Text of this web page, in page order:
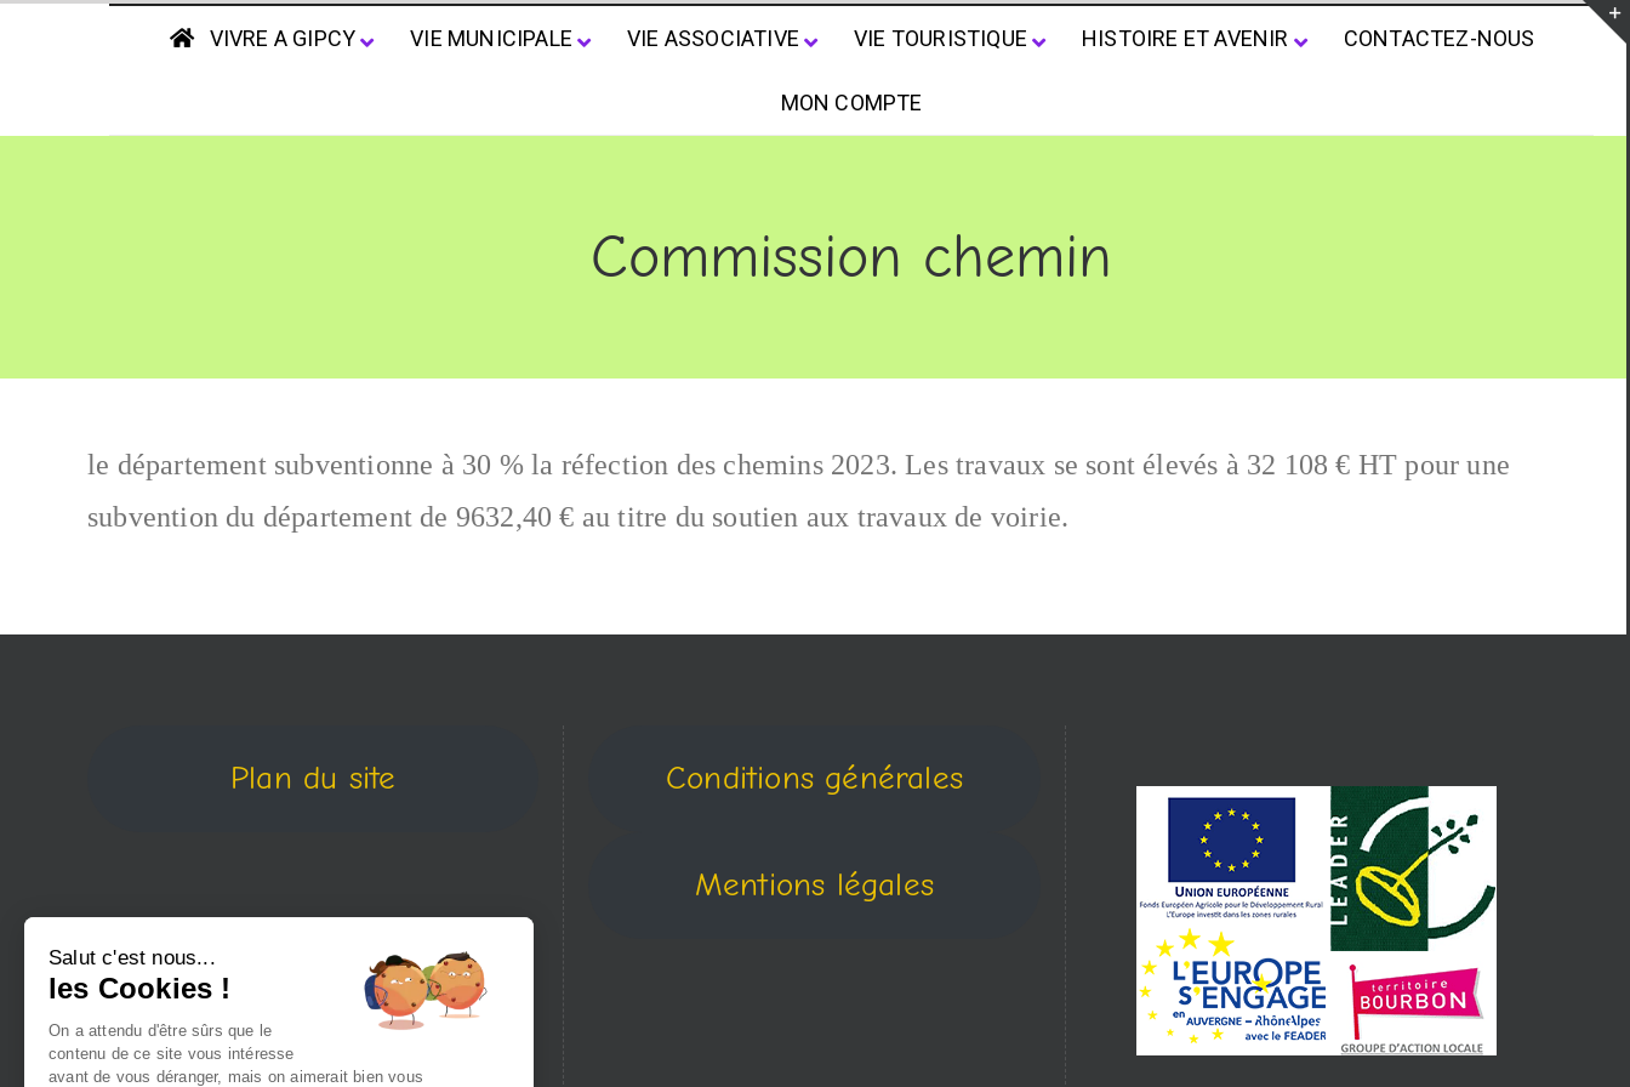
VIVRE A GIPCY VIE MUNICIPALE VIE ASSOCIATIVE VIE TOURISTIQUE HISTOIRE ET AVENIR CONTACTEZ-NOUS
MON COMPTE
Commission chemin
le département subventionne à 30 % la réfection des chemins 2023. Les travaux se sont élevés à 32 108 € HT pour une
subvention du département de 9632,40 € au titre du soutien aux travaux de voirie.
Plan du site Conditions générales
Mentions légales
Salut c'est nous...
les Cookies !
On a attendu d'être sûrs que le
contenu de ce site vous intéresse
avant de vous déranger, mais on aimerait bien vous